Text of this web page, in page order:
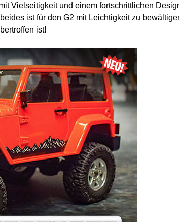
Vielseitigkeit und einem fortschrittlichen
ist für den G2 mit Leichtigkeit zu
ist!